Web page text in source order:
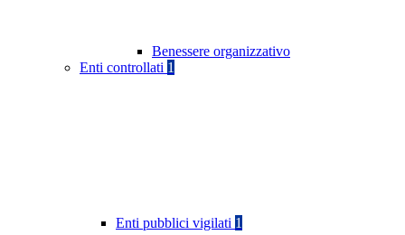
Benessere organizzativo
Enti controllati 1
Enti pubblici vigilati 1